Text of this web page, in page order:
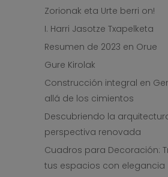
Zorionak eta Urte berri on!
I. Harri Jasotze Txapelketa
Resumen de 2023 en Orue
Gure Kirolak
Construcción integral en
allá de los cimientos
Descubriendo la
perspectiva renovada
Cuadros para Decoración:
tus espacios con elegancia